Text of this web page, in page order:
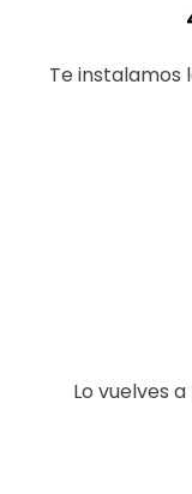
Te instalamos
Lo vuelves